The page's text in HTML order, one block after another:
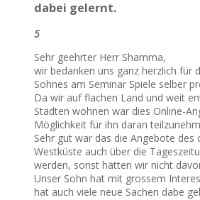
dabei gelernt.
5
Sehr geehrter Herr Shamma,
wir bedanken uns ganz herzlich für
Sohnes am Seminar Spiele selber
Da wir auf flachen Land und weit
Städten wohnen war dies Online-
Möglichkeit für ihn daran
Sehr gut war das die Angebote des
Westküste auch über die
werden, sonst hätten wir nicht
Unser Sohn hat mit grossem
hat auch viele neue Sachen dabe